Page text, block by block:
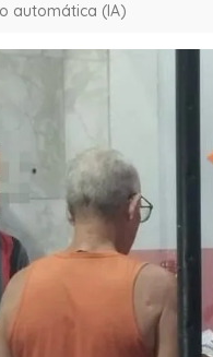
automática (IA)